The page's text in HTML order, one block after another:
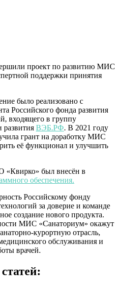
проект по развитию МИС
поддержки принятия
было реализовано с
Российского фонда развития
входящего в группу
развития ВЭБ.РФ. В 2021 году
грант на доработку МИС
её функционал и улучшить
«Квирко» был внесён в
обеспечения.
Российскому фонду
за доверие и команде
создание нового продукта.
МИС «Санаториум» окажут
курортную отрасль,
обслуживания и
врачей.